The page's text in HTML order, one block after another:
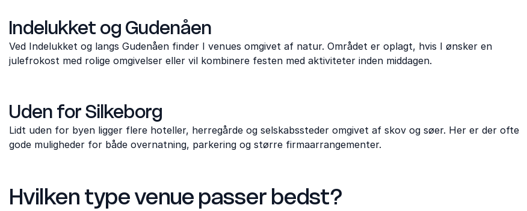
Indelukket og Gudenåen
Ved Indelukket og langs Gudenåen finder I venues omgivet af natur. Området er oplagt, hvis I ønsker en
julefrokost med rolige omgivelser eller vil kombinere festen med aktiviteter inden middagen.
Uden for Silkeborg
Lidt uden for byen ligger flere hoteller, herregårde og selskabssteder omgivet af skov og søer. Her er der ofte
gode muligheder for både overnatning, parkering og større firmaarrangementer.
Hvilken type venue passer bedst?